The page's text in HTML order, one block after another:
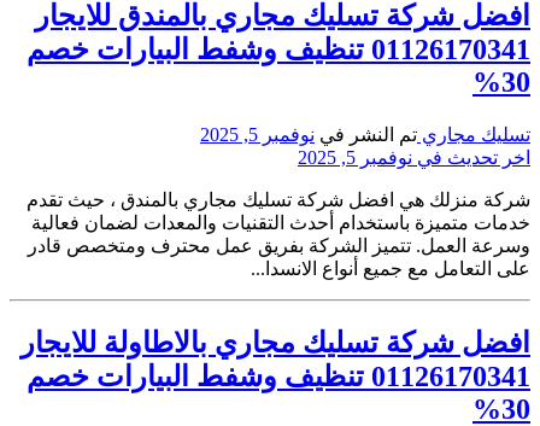
افضل شركة تسليك مجاري بالمندق للايجار
01126170341 تنظيف وشفط البيارات خصم
30%
تسليك مجاري تم النشر في نوفمبر 5, 2025
اخر تحديث في نوفمبر 5, 2025
شركة منزلك هي افضل شركة تسليك مجاري بالمندق ، حيث تقدم
خدمات متميزة باستخدام أحدث التقنيات والمعدات لضمان فعالية
وسرعة العمل. تتميز الشركة بفريق عمل محترف ومتخصص قادر
على التعامل مع جميع أنواع الانسدا...
افضل شركة تسليك مجاري بالاطاولة للايجار
01126170341 تنظيف وشفط البيارات خصم
30%